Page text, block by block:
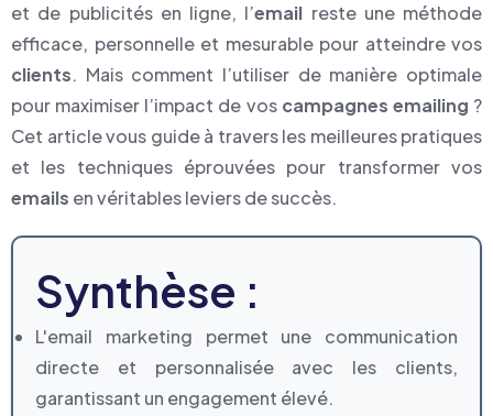
et de publicités en ligne, l’email reste une méthode
efficace, personnelle et mesurable pour atteindre vos
clients. Mais comment l’utiliser de manière optimale
pour maximiser l’impact de vos campagnes emailing ?
Cet article vous guide à travers les meilleures pratiques
et les techniques éprouvées pour transformer vos
emails en véritables leviers de succès.
Synthèse :
L'email marketing permet une communication
directe et personnalisée avec les clients,
garantissant un engagement élevé.